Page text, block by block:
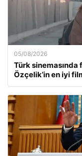
05/08/2026
Türk sinemasında
Özçelik’in en iyi